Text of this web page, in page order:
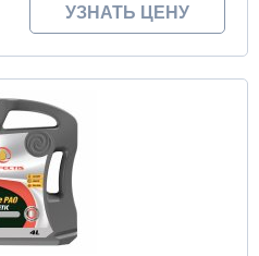
УЗНАТЬ ЦЕНУ